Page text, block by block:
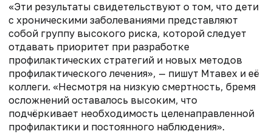
«Эти результаты свидетельствуют о том, что дети
с хроническими заболеваниями представляют
собой группу высокого риска, которой следует
отдавать приоритет при разработке
профилактических стратегий и новых методов
профилактического лечения», — пишут Мтавех и её
коллеги. «Несмотря на низкую смертность, бремя
осложнений оставалось высоким, что
подчёркивает необходимость целенаправленной
профилактики и постоянного наблюдения».